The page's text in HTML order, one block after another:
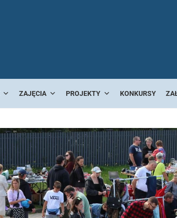
ZAJĘCIA PROJEKTY KONKURSY